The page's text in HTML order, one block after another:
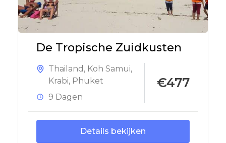
De Tropische Zuidkusten
Thailand , Koh Samui,
Krabi, Phuket
9 Dagen
€477
Details bekijken